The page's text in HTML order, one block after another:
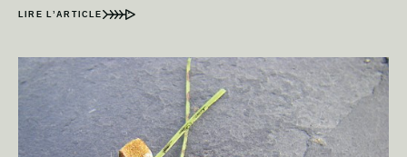
LIRE L’ARTICLE